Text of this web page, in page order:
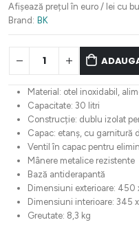
Afișează prețul în euro / lei cu
Brand: BK
Material: otel inoxidabil,
Capacitate: 30 litri
Construcție: dublu izolat
Capac: etanș, cu garnitură
Ventil în capac pentru
Mânere metalice rezistente
Bază antiderapantă
Dimensiuni exterioare: 450
Dimensiuni interioare: 345
Greutate: 8,3 kg